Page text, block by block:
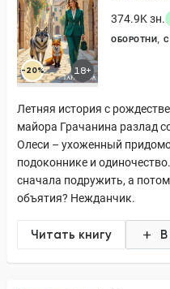
-20% 18+
374.9K зн.
ОБОРОТНИ
Летняя история с
майора Грачанина разлад
Олеси – ухоженный
подоконнике и
сначала подружить, а
объятия? Нежданчик.
Читать книгу